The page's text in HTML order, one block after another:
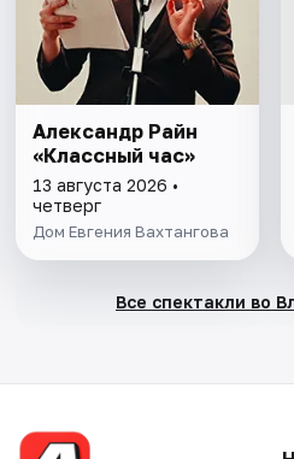
Александр Райн
«Классный час»
13 августа 2026 •
четверг
Дом Евгения Вахтангова
Все спектакли во